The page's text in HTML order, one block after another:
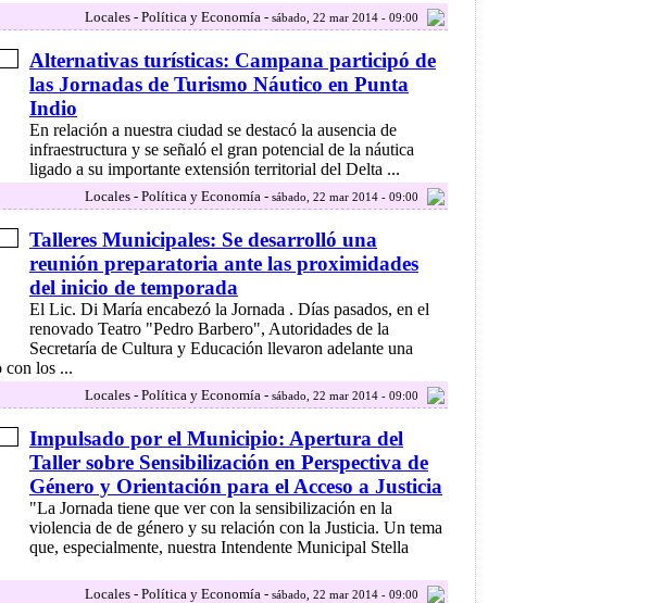
Locales - Política y Economía - sábado, 22 mar 2014 - 09:00
Alternativas turísticas: Campana participó de
las Jornadas de Turismo Náutico en Punta
Indio
En relación a nuestra ciudad se destacó la ausencia de
infraestructura y se señaló el gran potencial de la náutica
ligado a su importante extensión territorial del Delta ...
Locales - Política y Economía - sábado, 22 mar 2014 - 09:00
Talleres Municipales: Se desarrolló una
reunión preparatoria ante las proximidades
del inicio de temporada
El Lic. Di María encabezó la Jornada . Días pasados, en el
renovado Teatro "Pedro Barbero", Autoridades de la
Secretaría de Cultura y Educación llevaron adelante una
con los ...
Locales - Política y Economía - sábado, 22 mar 2014 - 09:00
Impulsado por el Municipio: Apertura del
Taller sobre Sensibilización en Perspectiva de
Género y Orientación para el Acceso a Justicia
"La Jornada tiene que ver con la sensibilización en la
violencia de de género y su relación con la Justicia. Un tema
que, especialmente, nuestra Intendente Municipal Stella
Locales - Política y Economía - sábado, 22 mar 2014 - 09:00